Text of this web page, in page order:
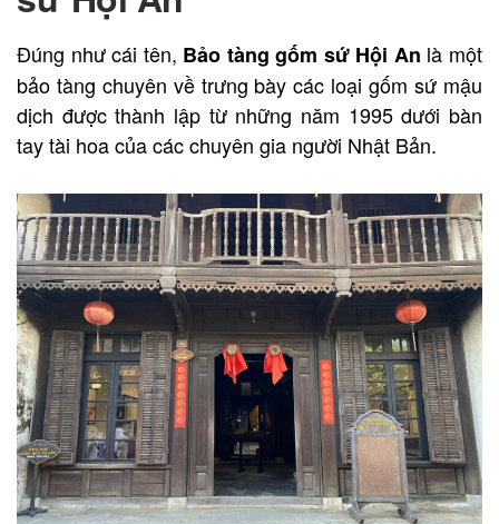
Đúng như cái tên, Bảo tàng gốm sứ Hội An là một
bảo tàng chuyên về trưng bày các loại gốm sứ mậu
dịch được thành lập từ những năm 1995 dưới bàn
tay tài hoa của các chuyên gia người Nhật Bản.